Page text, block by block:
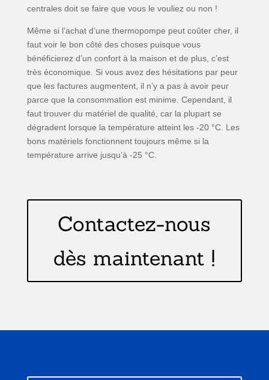
centrales doit se faire que vous le vouliez ou non !
Même si l’achat d’une thermopompe peut coûter cher, il
faut voir le bon côté des choses puisque vous
bénéficierez d’un confort à la maison et de plus, c’est
très économique. Si vous avez des hésitations par peur
que les factures augmentent, il n’y a pas à avoir peur
parce que la consommation est minime. Cependant, il
faut trouver du matériel de qualité, car la plupart se
dégradent lorsque la température atteint les -20 °C. Les
bons matériels fonctionnent toujours même si la
température arrive jusqu’à -25 °C.
Contactez-nous
dès maintenant !